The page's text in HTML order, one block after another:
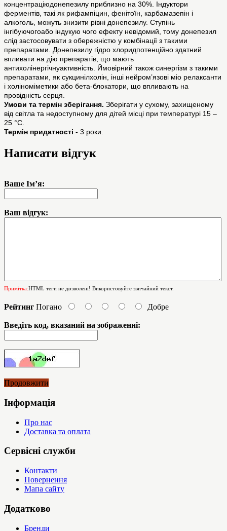
концентраціюдонепезилу приблизно на 30%. Індуктори
ферментів, такі як рифампіцин, фенітоїн, карбамазепін і
алкоголь, можуть знизити рівні донепезилу. Ступінь
інгібуючогоабо індукую чого ефекту невідомий, тому донепезил
слід застосовувати з обережністю у комбінації з такими
препаратами. Донепезилу гідро хлоридпотенційно здатний
впливати на дію препаратів, що мають
антихолінергічнуактивність. Ймовірний також синергізм з такими
препаратами, як сукцинілхолін, інші нейром’язові міо релаксанти
і холіноміметики або бета-блокатори, що впливають на
провідність серця.
Умови та термін зберігання. Зберігати у сухому, захищеному
від світла та недоступному для дітей місці при температурі 15 –
25 °С.
Термін придатності - 3 роки.
Написати відгук
Ваше Ім’я:
Ваш відгук:
Примітка:HTML теги не дозволені! Використовуйте звичайний текст.
Рейтинг Погано Добре
Введіть код, вказаний на зображенні:
Продовжити
Інформація
Про нас
Доставка та оплата
Сервісні служби
Контакти
Повернення
Мапа сайту
Додатково
Бренди